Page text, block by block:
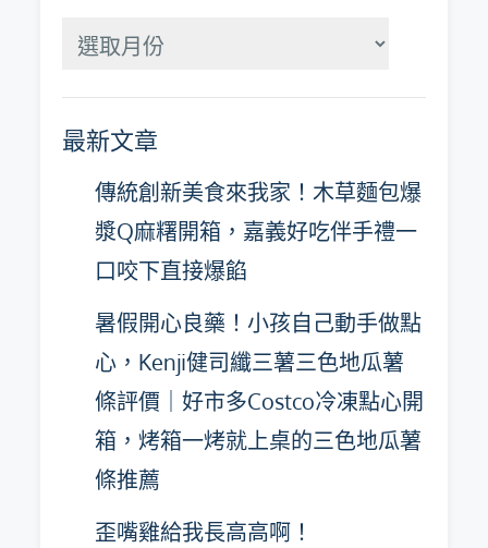
分
整
最新文章
傳統創新美食來我家！木草麵包爆
漿Q麻糬開箱，嘉義好吃伴手禮一
口咬下直接爆餡
暑假開心良藥！小孩自己動手做點
心，Kenji健司纖三薯三色地瓜薯
條評價｜好市多Costco冷凍點心開
箱，烤箱一烤就上桌的三色地瓜薯
條推薦
歪嘴雞給我長高高啊！